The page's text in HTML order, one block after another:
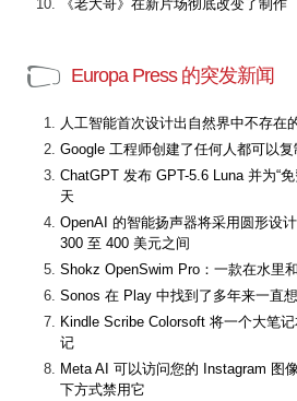
《老大哥》在新片场彻底改变了制作
Europa Press 的突发新闻
人工智能首次设计出自然界中不存在
Google 工程师创建了任何人都可以
ChatGPT 发布 GPT-5.6 Luna 并为“
天
OpenAI 的智能扬声器将采用圆形设
300 至 400 美元之间
Shokz OpenSwim Pro：一款在水里
Sonos 在 Play 中找到了多年来一直
Kindle Scribe Colorsoft 将一个大笔
记
Meta AI 可以访问您的 Instagram 图
下方式禁用它